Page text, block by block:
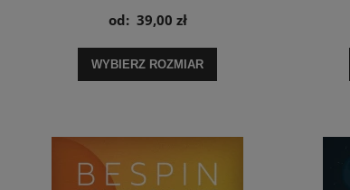
od: 39,00 zł
WYBIERZ ROZMIAR